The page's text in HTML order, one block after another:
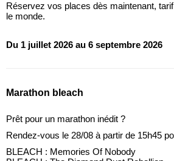
Réservez vos places dès maintenant,
le monde.
Du 1 juillet 2026 au 6 septembre 2026
Marathon bleach
Prêt pour un marathon inédit ?
Rendez-vous le 28/08 à partir de 15h45
BLEACH : Memories Of Nobody